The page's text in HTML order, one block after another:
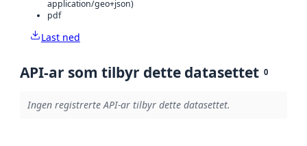
application/geo+json)
pdf
Last ned
API-ar som tilbyr dette datasettet 0
Ingen registrerte API-ar tilbyr dette datasettet.